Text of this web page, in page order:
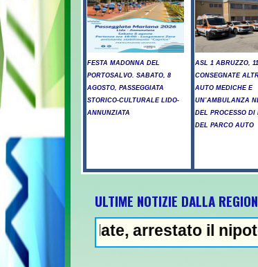
FESTA MADONNA DEL
PORTOSALVO. SABATO, 8
AGOSTO, PASSEGGIATA
STORICO-CULTURALE LIDO-
ANNUNZIATA
ASL 1 ABRUZZO,
CONSEGNATE
AUTO MEDICHE E
UN’AMBULANZA
DEL PROCESSO DI
DEL PARCO AUTO
ULTIME NOTIZIE DALLA
arrestato il nipote 25enne -
NEWS IN